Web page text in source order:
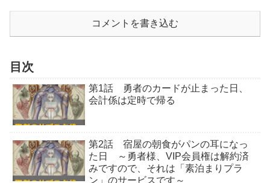
コメントを書き込む
目次
第1話 勇者のカードが止まった日、
会計係は定時で帰る
第2話 宿屋の朝食がパンの耳になっ
た日 ～勇者様、VIP会員権は解約済
みですので、それは「素泊まりプラ
ン」のサービスです～